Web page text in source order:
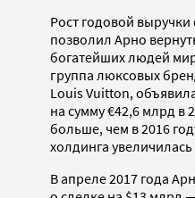
Рост годовой
позволил Арно
богатейших людей
группа люксовых
Louis Vuitton,
на сумму €42,6 млрд в
больше, чем в 2016
холдинга увеличилась
В апреле 2017 года